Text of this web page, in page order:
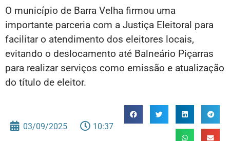
O município de Barra Velha firmou uma
importante parceria com a Justiça Eleitoral para
facilitar o atendimento dos eleitores locais,
evitando o deslocamento até Balneário Piçarras
para realizar serviços como emissão e atualização
do título de eleitor.
03/09/2025 10:37